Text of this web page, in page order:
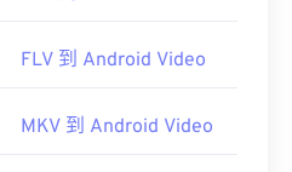
FLV 到 Android Video
MKV 到 Android Video